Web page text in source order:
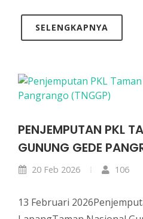
SELENGKAPNYA
PENJEMPUTAN PKL
GUNUNG GEDE
20 Feb 2026 106
13 Februari